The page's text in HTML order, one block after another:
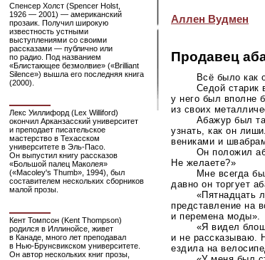
Спенсер Холст (Spencer Holst,
1926 — 2001) — американский
прозаик. Получил широкую
известность устными
выступлениями со своими
рассказами — публично или
по радио. Под названием
«Блистающее безмолвие» («Brilliant
Silence») вышла его последняя книга
(2000).
Лекс Уиллифорд (Lex Williford)
окончил Арканзасский университет
и преподает писательское
мастерство в Техасском
университете в Эль-Пасо.
Он выпустил книгу рассказов
«Большой палец Маколея»
(«Macoley's Thumb», 1994), был
составителем нескольких сборников
малой прозы.
Кент Томпсон (Kent Thompson)
родился в Иллинойсе, живет
в Канаде, много лет преподавал
в Нью-Брунсвикском университете.
Он автор нескольких книг прозы,
Аллен Вудмен
Продавец
Всё было как
Седой старик
у него был вполне
из своих
Абажур был
узнать, как он
вениками и
Он положил
Не желаете?»
Мне всегда
давно он торгует
«Пятнадцать
представление на
и перемена моды».
«Я видел
и не рассказываю.
ездила на